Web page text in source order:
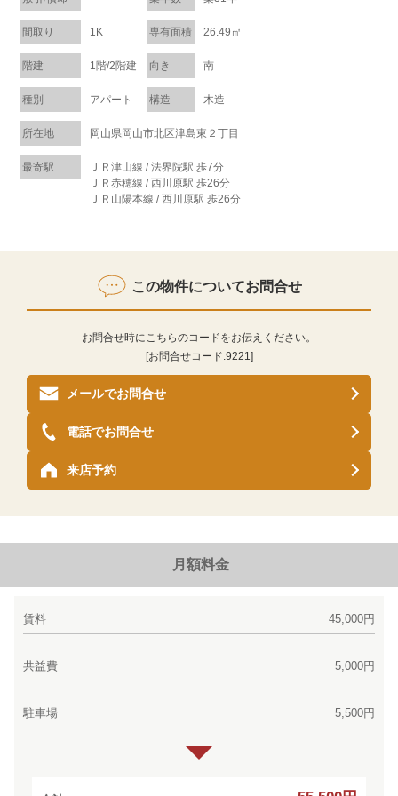
間取り 1K 専有面積 26.49㎡
階建 1階/2階建 向き 南
種別 アパート 構造 木造
所在地 岡山県岡山市北区津島東２丁目
最寄駅
ＪＲ津山線 / 法界院駅 歩7分
ＪＲ赤穂線 / 西川原駅 歩26分
ＪＲ山陽本線 / 西川原駅 歩26分
この物件についてお問合せ
お問合せ時にこちらのコードをお伝えください。
[お問合せコード:9221]
メールでお問合せ
来店予約
電話でお問合せ
月額料金
賃料 45,000円
共益費 5,000円
駐車場 5,500円